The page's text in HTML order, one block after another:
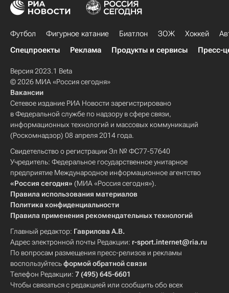
Футбол Фигурное катание Биатлон ЗОЖ Хоккей
Спецпроекты
Реклама Продукты и сервисы Пресс-
Версия 2023.1 Beta
© 2026 МИА «Россия сегодня»
Вакансии
Сетевое издание РИА Новости зарегистрировано
в Федеральной службе по надзору в сфере связи,
информационных технологий и массовых коммуникаций
(Роскомнадзор) 08 апреля 2014 года.
Свидетельство о регистрации Эл № ФС77-57640
Учредитель: Федеральное государственное унитарное
предприятие Международное информационное агентство
«Россия сегодня» (МИА «Россия сегодня»).
Правила использования материалов
Политика конфиденциальности
Правила применения рекомендательных технологий
Главный редактор: Гаврилова А.В.
Адрес электронной почты Редакции: r-sport.internet@ria.ru
По вопросам размещения пресс-релизов и рекламы
воспользуйтесьформой обратной связи
Телефон Редакции: 7 (495) 645-6601
Чтобы связаться с редакцией или сообщить обо всех